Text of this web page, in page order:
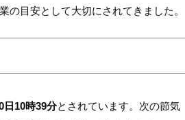
目安として大切にされてきました。
日10時39分とされています。次の節気